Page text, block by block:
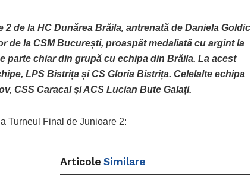
de la HC Dunărea Brăila, antrenată de Daniela Goldic
de la CSM București, proaspăt medaliată cu argint la
parte chiar din grupă cu echipa din Brăila. La acest
LPS Bistrița și CS Gloria Bistrița. Celelalte echipa
CSS Caracal și ACS Lucian Bute Galați.
Turneul Final de Junioare 2:
Articole Similare